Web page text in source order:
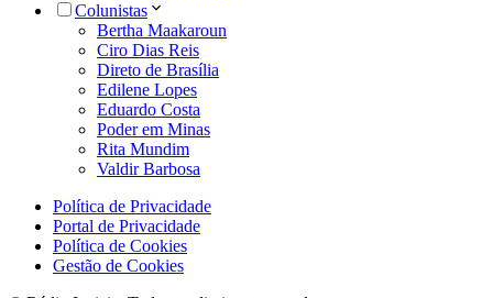
Colunistas
Bertha Maakaroun
Ciro Dias Reis
Direto de Brasília
Edilene Lopes
Eduardo Costa
Poder em Minas
Rita Mundim
Valdir Barbosa
Política de Privacidade
Portal de Privacidade
Política de Cookies
Gestão de Cookies